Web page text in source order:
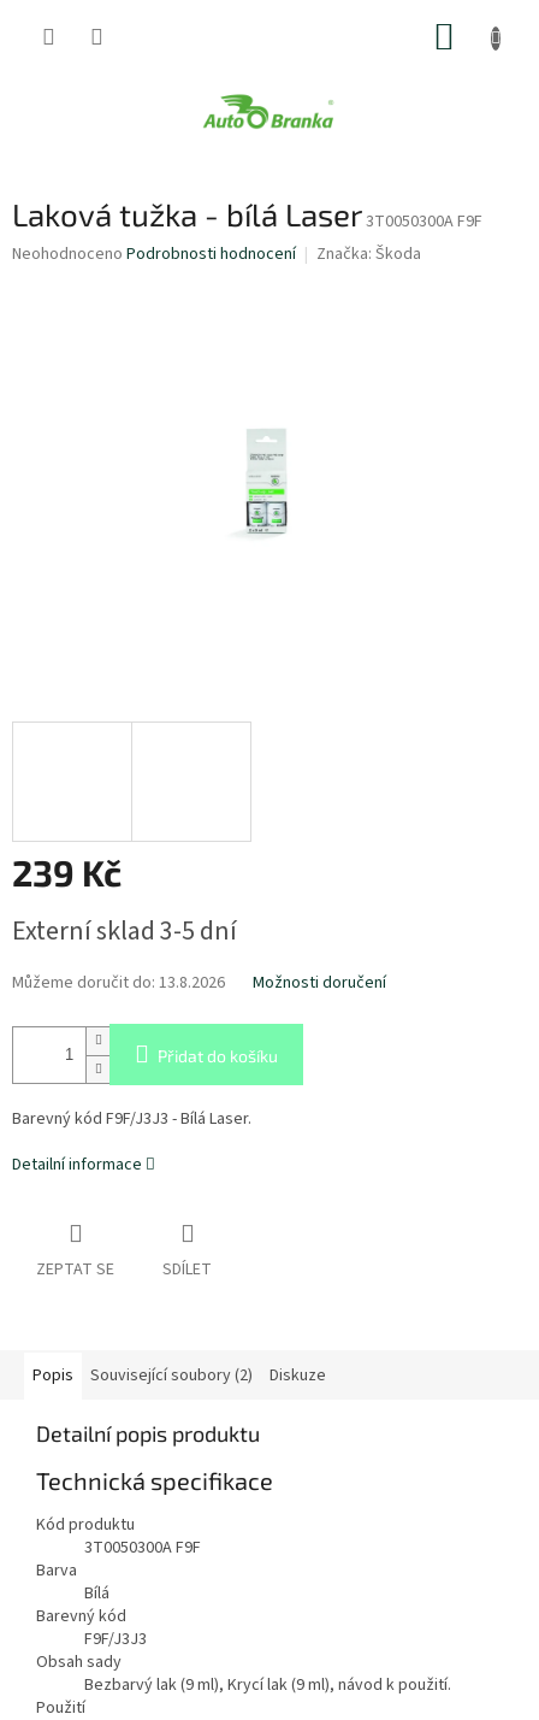
Laková tužka - bílá Laser3T0050300A F9F
Průměrné
Neohodnoceno Podrobnosti hodnocení Značka: Škoda
239 Kč
cena:
Externí sklad 3-5 dní
Můžeme doručit do: 13.8.2026 Možnosti doručení
Přidat do košíku
Barevný kód F9F/J3J3 - Bílá Laser.
Detailní informace
ZEPTAT SE SDÍLET
Popis Související soubory (2) Diskuze
Detailní popis produktu
Technická specifikace
Kód produktu
3T0050300A F9F
Barva
Bílá
Barevný kód
F9F/J3J3
Obsah sady
Bezbarvý lak (9 ml), Krycí lak (9 ml), návod k použití.
Použití